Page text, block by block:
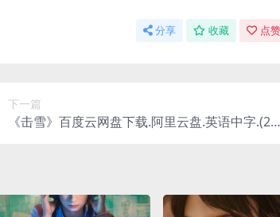
分享 收藏 点
下一篇
《击雪》百度云网盘下载.阿里云盘.英语中字.(20